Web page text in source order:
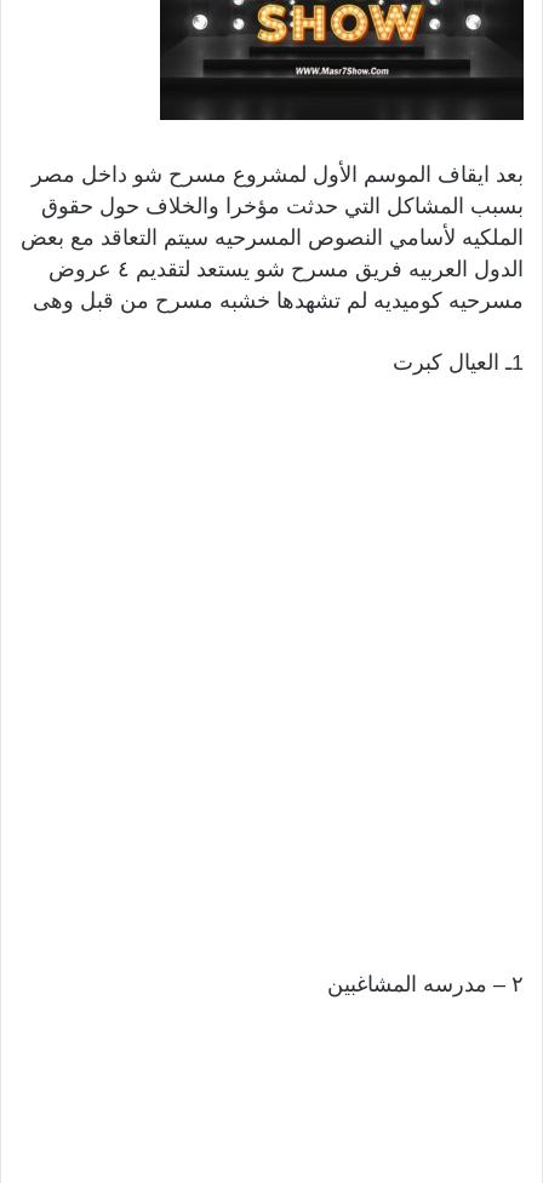
بعد ايقاف الموسم الأول لمشروع مسرح شو داخل مصر
بسبب المشاكل التي حدثت مؤخرا والخلاف حول حقوق
الملكيه لأسامي النصوص المسرحيه سيتم التعاقد مع بعض
الدول العربيه فريق مسرح شو يستعد لتقديم ٤ عروض
مسرحيه كوميديه لم تشهدها خشبه مسرح من قبل وهى
1ـ العيال كبرت
٢ – مدرسه المشاغبين